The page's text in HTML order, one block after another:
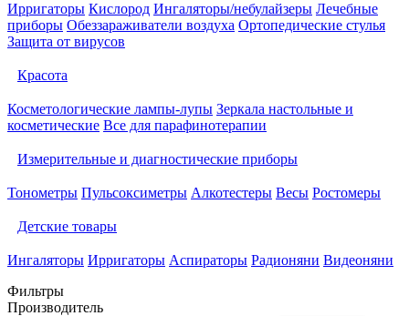
Ирригаторы Кислород Ингаляторы/небулайзеры Лечебные
приборы Обеззараживатели воздуха Ортопедические стулья
Защита от вирусов
Красота
Косметологические лампы-лупы Зеркала настольные и
косметические Все для парафинотерапии
Измерительные и диагностические приборы
Тонометры Пульсоксиметры Алкотестеры Весы Ростомеры
Детские товары
Ингаляторы Ирригаторы Аспираторы Радионяни Видеоняни
Фильтры
Производитель